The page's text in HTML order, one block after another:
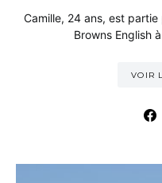
Camille, 24 ans, est partie
Browns English
VOIR